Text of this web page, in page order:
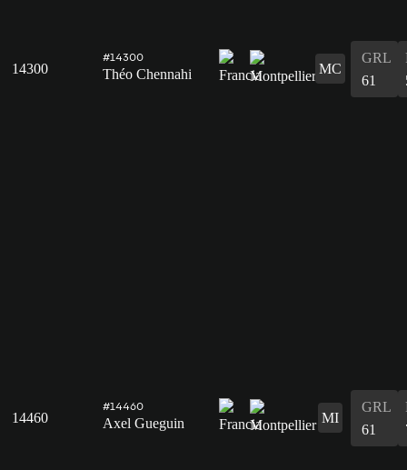
14300
#14300
Théo Chennahi MC
GRL
61
14460
#14460
Axel Gueguin MI
GRL
61